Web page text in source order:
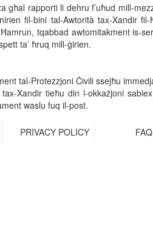
għal rapporti li dehru f’uħud mill-
fil-bini tal-Awtorità tax-Xandir
tqabbad awtomitakment is-
ta’ ħruq mill-ġirien.
tal-Protezzjoni Ċivili ssejħu
tax-Xandir tieħu din l-okkażjoni
waslu fuq il-post.
PRIVACY POLICY